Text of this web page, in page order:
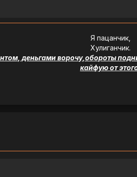
Я пацанчик,
Хулиганчик.
деньгами ворочу,обороты
кайфую от